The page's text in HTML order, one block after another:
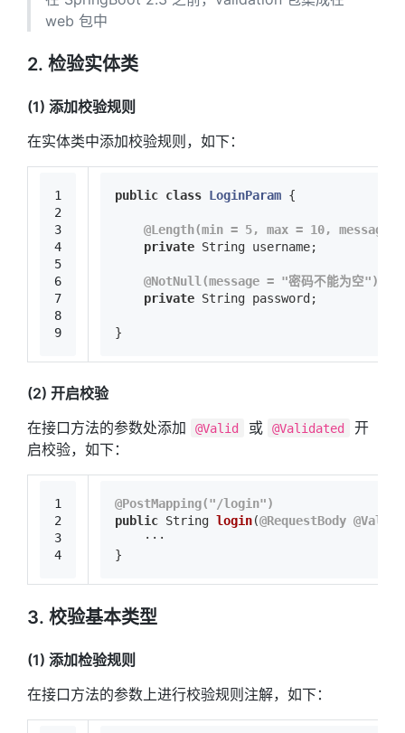
web 包中
2. 检验实体类
(1) 添加校验规则
在实体类中添加校验规则，如下：
1
2
3
4
5
6
7
8
9
public class LoginParam {
@Length(min = 5, max = 10, message
private String username;
@NotNull(message = "密码不能为空")
private String password;
}
(2) 开启校验
在接口方法的参数处添加
@Valid 或 @Validated
开
启校验，如下：
1
2
3
4
@PostMapping("/login")
public String login(@RequestBody
    ···
}
3. 校验基本类型
(1) 添加检验规则
在接口方法的参数上进行校验规则注解，如下：